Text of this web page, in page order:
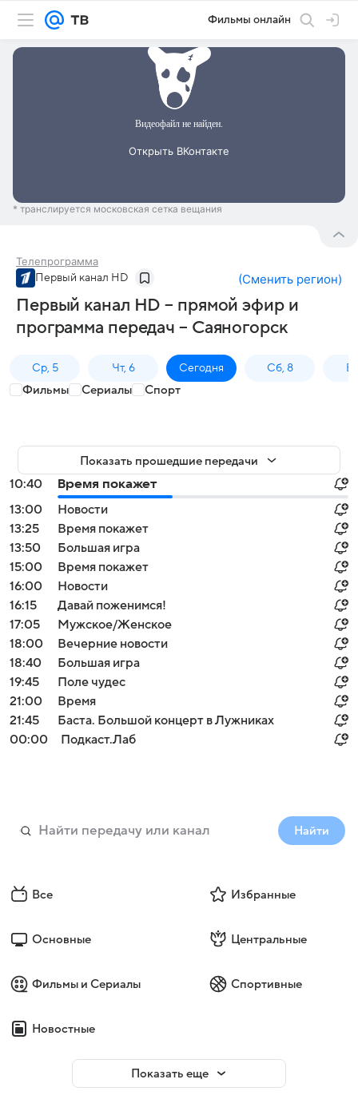
Фильмы онлайн
* транслируется московская сетка вещания
Телепрограмма
Первый канал HD (Сменить регион)
Первый канал HD – прямой эфир и
программа передач – Саяногорск
Ср, 5 Чт, 6 Сегодня Сб, 8
Фильмы Сериалы Спорт
Показать прошедшие передачи
10:40
Время покажет
13:00
Новости
13:25
Время покажет
13:50
Большая игра
15:00
Время покажет
16:00
Новости
16:15
Давай поженимся!
17:05
Мужское/Женское
18:00
Вечерние новости
18:40
Большая игра
19:45
Поле чудес
21:00
Время
21:45
Баста. Большой концерт в Лужниках
00:00
Подкаст.Лаб
Найти
Все Избранные
Основные Центральные
Фильмы и Сериалы Спортивные
Новостные
Показать еще